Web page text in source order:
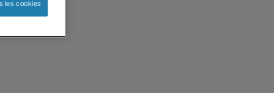
les cookies